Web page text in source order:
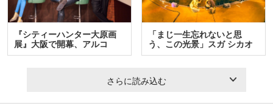
『シティーハンター大原画
展』大阪で開幕、アルコ
＆…
「まじ一生忘れないと思
う、この光景」スガ シカオ
と…
さらに読み込む